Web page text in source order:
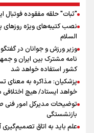
جمله‌ای که
تهران رفتند»
سه حسرتی
اینفو برنا/ میزان
"ثبات" حلقه مفقوده فوتبال
نصب کتیبه‌های ویژه روزهای
السلام
وزیر ورزش و جوانان در
نامه مشترک بین ایران و
کشور استفاده خواهد شد
پزشکیان: مذاکره به
خواهد ایستاد/ هیچ
توضیحات مدیرکل امور فنی
بازنشستگی
علم باید به اتاق تصمیم‌گیری